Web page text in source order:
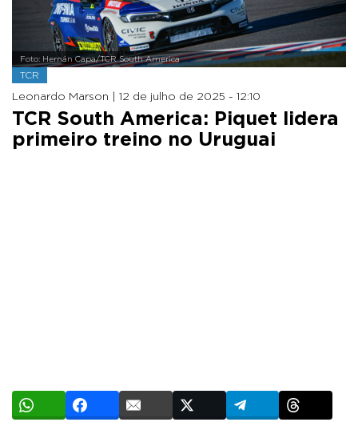
Foto: Hernán Capa/TCR South America
TCR
Leonardo Marson | 12 de julho de 2025 - 12:10
TCR South America: Piquet lidera
primeiro treino no Uruguai